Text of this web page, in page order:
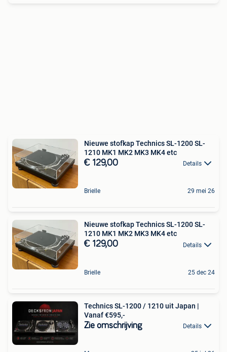
Nieuwe stofkap Technics SL-1200 SL-
1210 MK1 MK2 MK3 MK4 etc
€ 129,00 Details
Brielle 29 mei 26
Nieuwe stofkap Technics SL-1200 SL-
1210 MK1 MK2 MK3 MK4 etc
€ 129,00 Details
Brielle 25 dec 24
Technics SL-1200 / 1210 uit Japan |
Vanaf €595,-
Zie omschrijving Details